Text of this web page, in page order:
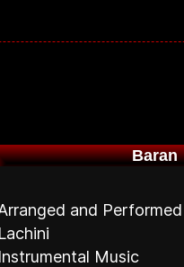
Baran
and
Lachini
Instrumental Music